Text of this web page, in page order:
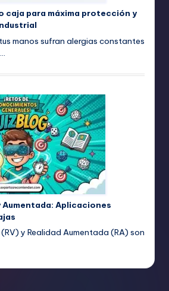
caja para máxima protección y
manos sufran alergias constantes
Aumentada: Aplicaciones
y Realidad Aumentada (RA) son